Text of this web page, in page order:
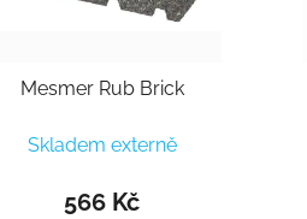
Mesmer Rub Brick
Skladem externě
566 Kč